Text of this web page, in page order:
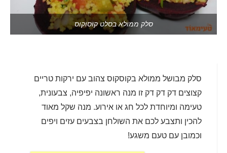
סלק ממולא בסלט קוסוקוס
סלק מבושל ממולא בקוסקוס צהוב עם ירקות טריים
קצוצים דק דק דק זו מנה ראשונה יפיפיה, צבעונית,
טעימה ומיוחדת לכל חג או אירוע. מנה שקל מאוד
להכין ותצבע לכם את השולחן בצבעים עזים ויפים
וכמובן עם טעם משגע!